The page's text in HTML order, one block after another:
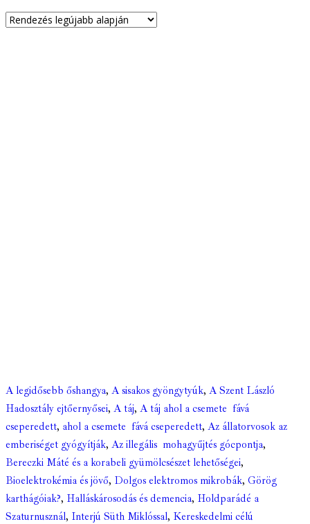
A legidősebb őshangya, A sisakos gyöngytyúk, A Szent László
Hadosztály ejtőernyősei, A táj, A táj ahol a csemete fává
cseperedett, ahol a csemete fává cseperedett, Az állatorvosok az
emberiséget gyógyítják, Az illegális mohagyűjtés gócpontja,
Bereczki Máté és a korabeli gyümölcsészet lehetőségei,
Bioelektrokémia és jövő, Dolgos elektromos mikrobák, Görög
karthágóiak?, Halláskárosodás és demencia, Holdparádé a
Szaturnusznál, Interjú Süth Miklóssal, Kereskedelmi célú